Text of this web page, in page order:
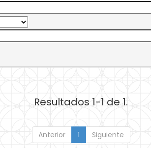
Resultados 1-1 de 1.
Anterior 1 Siguiente